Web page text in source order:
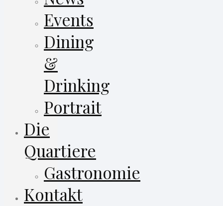
Events
Dining
&
Drinking
Portrait
Die
Quartiere
Gastronomie
Kontakt